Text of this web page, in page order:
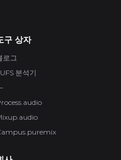
구 상자
로그
분석기